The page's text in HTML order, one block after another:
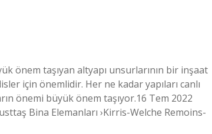
önem taşıyan altyapı unsurlarının bir inşaat
için önemlidir. Her ne kadar yapıları canlı
önemi büyük önem taşıyor.16 Tem 2022
Bina Elemanları ›Kirris-Welche Remoins-